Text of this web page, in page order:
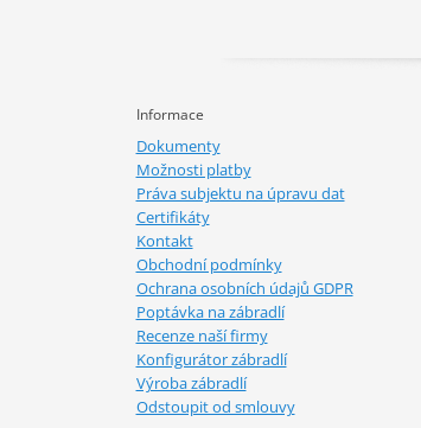
Informace
Dokumenty
Možnosti platby
Práva subjektu na úpravu dat
Certifikáty
Kontakt
Obchodní podmínky
Ochrana osobních údajů GDPR
Poptávka na zábradlí
Recenze naší firmy
Konfigurátor zábradlí
Výroba zábradlí
Odstoupit od smlouvy